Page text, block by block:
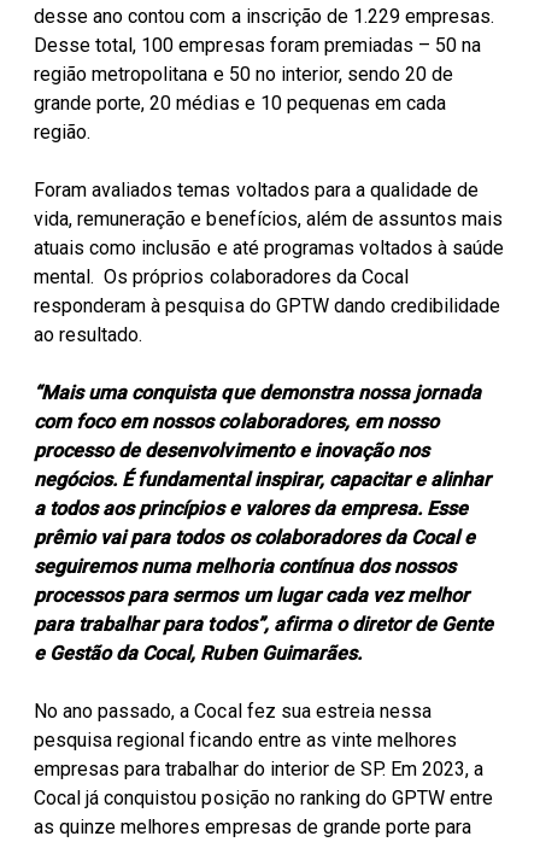
desse ano contou com a inscrição de 1.229 empresas.
Desse total, 100 empresas foram premiadas – 50 na
região metropolitana e 50 no interior, sendo 20 de
grande porte, 20 médias e 10 pequenas em cada
região.
Foram avaliados temas voltados para a qualidade de
vida, remuneração e benefícios, além de assuntos mais
atuais como inclusão e até programas voltados à saúde
mental. Os próprios colaboradores da Cocal
responderam à pesquisa do GPTW dando credibilidade
ao resultado.
“Mais uma conquista que demonstra nossa jornada
com foco em nossos colaboradores, em nosso
processo de desenvolvimento e inovação nos
negócios. É fundamental inspirar, capacitar e alinhar
a todos aos princípios e valores da empresa. Esse
prêmio vai para todos os colaboradores da Cocal e
seguiremos numa melhoria contínua dos nossos
processos para sermos um lugar cada vez melhor
para trabalhar para todos”, afirma o diretor de Gente
e Gestão da Cocal, Ruben Guimarães.
No ano passado, a Cocal fez sua estreia nessa
pesquisa regional ficando entre as vinte melhores
empresas para trabalhar do interior de SP. Em 2023, a
Cocal já conquistou posição no ranking do GPTW entre
as quinze melhores empresas de grande porte para